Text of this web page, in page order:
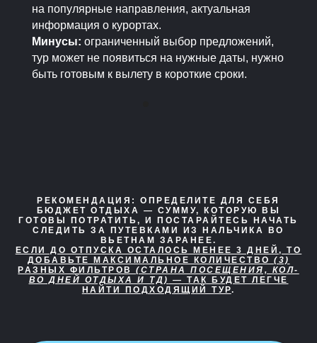
на популярные направления, актуальная
информация о курортах.
Минусы: ограниченный выбор предложений,
тур может не появиться на нужные даты, нужно
быть готовым к вылету в короткие сроки.
РЕКОМЕНДАЦИЯ:
ОПРЕДЕЛИТЕ ДЛЯ СЕБЯ
БЮДЖЕТ ОТДЫХА — СУММУ, КОТОРУЮ ВЫ
ГОТОВЫ ПОТРАТИТЬ, И ПОСТАРАЙТЕСЬ НАЧАТЬ
СЛЕДИТЬ ЗА ПУТЕВКАМИ ИЗ НАЛЬЧИКА ВО
ВЬЕТНАМ ЗАРАНЕЕ.
ЕСЛИ ДО ОТПУСКА ОСТАЛОСЬ МЕНЕЕ 3 ДНЕЙ, ТО
ДОБАВЬТЕ МАКСИМАЛЬНОЕ КОЛИЧЕСТВО (3)
РАЗНЫХ ФИЛЬТРОВ(СТРАНА ПОСЕЩЕНИЯ, КОЛ-
ВО ДНЕЙ ОТДЫХА И ТД) — ТАК БУДЕТ ЛЕГЧЕ
НАЙТИ ПОДХОДЯЩИЙ ТУР.